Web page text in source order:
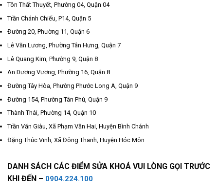
Tôn Thất Thuyết, Phường 04, Quận 04
Trần Chánh Chiếu, P14, Quận 5
Đường 20, Phường 11, Quận 6
Lê Văn Lương, Phường Tân Hưng, Quận 7
Lê Quang Kim, Phường 9, Quận 8
An Dương Vương, Phường 16, Quận 8
Đường Tây Hòa, Phường Phước Long A, Quận 9
Đường 154, Phường Tân Phú, Quận 9
Thành Thái, Phường 14, Quận 10
Trần Văn Giàu, Xã Phạm Văn Hai, Huyện Bình Chánh
Đặng Thúc Vinh, Xã Đông Thanh, Huyện Hóc Môn
DANH SÁCH CÁC ĐIỂM SỬA KHOÁ VUI LÒNG GỌI TRƯỚC
KHI ĐẾN – 0904.224.100